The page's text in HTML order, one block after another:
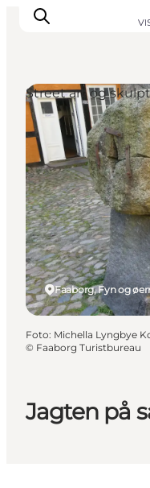
Overnatning
Spisesteder
Oplevelser
Øhop
Outdoor
Det sker
Jagten på
Faaborg, Fyn og
Street art og
Foto: Michella Lyngbye
© Faaborg Turistbureau